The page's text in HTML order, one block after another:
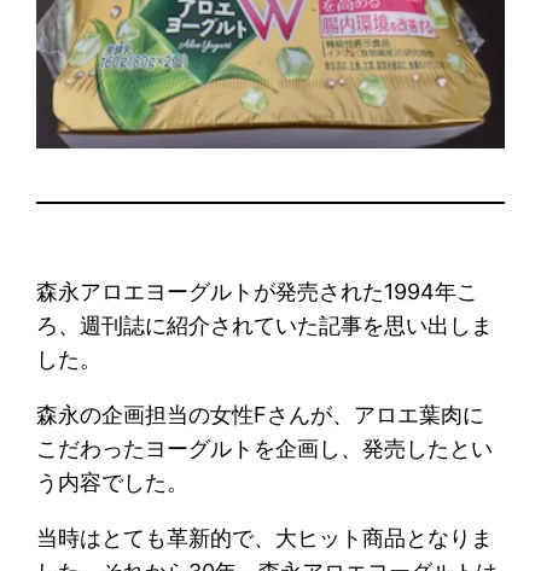
森永アロエヨーグルトが発売された1994年こ
ろ、週刊誌に紹介されていた記事を思い出しま
した。
森永の企画担当の女性Fさんが、アロエ葉肉に
こだわったヨーグルトを企画し、発売したとい
う内容でした。
当時はとても革新的で、大ヒット商品となりま